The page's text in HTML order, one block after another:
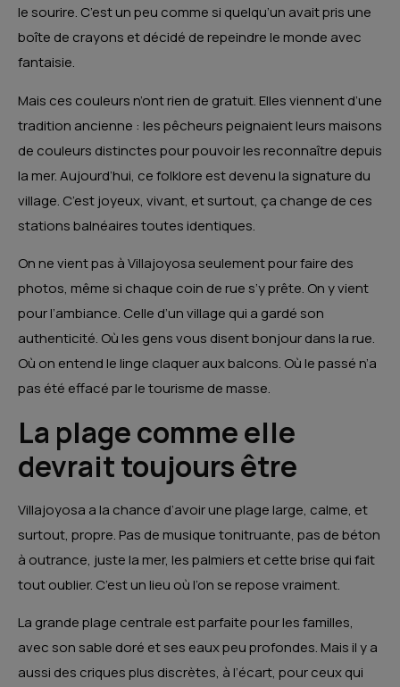
le sourire. C’est un peu comme si quelqu’un avait pris une
boîte de crayons et décidé de repeindre le monde avec
fantaisie.
Mais ces couleurs n’ont rien de gratuit. Elles viennent d’une
tradition ancienne : les pêcheurs peignaient leurs maisons
de couleurs distinctes pour pouvoir les reconnaître depuis
la mer. Aujourd’hui, ce folklore est devenu la signature du
village. C’est joyeux, vivant, et surtout, ça change de ces
stations balnéaires toutes identiques.
On ne vient pas à Villajoyosa seulement pour faire des
photos, même si chaque coin de rue s’y prête. On y vient
pour l’ambiance. Celle d’un village qui a gardé son
authenticité. Où les gens vous disent bonjour dans la rue.
Où on entend le linge claquer aux balcons. Où le passé n’a
pas été effacé par le tourisme de masse.
La plage comme elle
devrait toujours être
Villajoyosa a la chance d’avoir une plage large, calme, et
surtout, propre. Pas de musique tonitruante, pas de béton
à outrance, juste la mer, les palmiers et cette brise qui fait
tout oublier. C’est un lieu où l’on se repose vraiment.
La grande plage centrale est parfaite pour les familles,
avec son sable doré et ses eaux peu profondes. Mais il y a
aussi des criques plus discrètes, à l’écart, pour ceux qui